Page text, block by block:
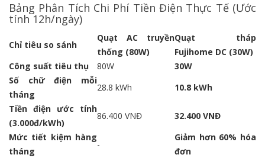
Bảng Phân Tích Chi Phí Tiền Điện Thực Tế (Ước
tính 12h/ngày)
Chỉ tiêu so sánh
Quạt AC truyền
thống (80W)
Quạt tháp
Fujihome DC (30W)
Công suất tiêu thụ
80W
30W
Số chữ điện mỗi
tháng
28.8 kWh
10.8 kWh
Tiền điện ước tính
(3.000đ/kWh)
86.400 VNĐ
32.400 VNĐ
Mức tiết kiệm hàng
tháng
-
Giảm hơn 60% hóa
đơn